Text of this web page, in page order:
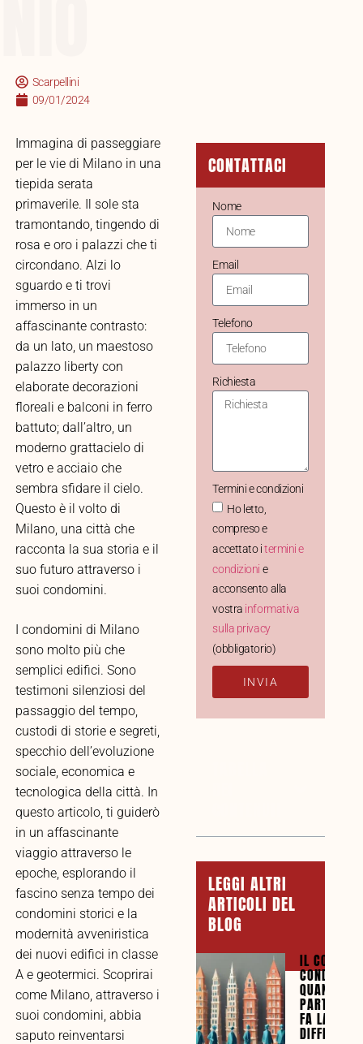
Scarpellini
09/01/2024
Immagina di passeggiare
per le vie di Milano in una
tiepida serata
primaverile. Il sole sta
tramontando, tingendo di
rosa e oro i palazzi che ti
circondano. Alzi lo
sguardo e ti trovi
immerso in un
affascinante contrasto:
da un lato, un maestoso
palazzo liberty con
elaborate decorazioni
floreali e balconi in ferro
battuto; dall’altro, un
moderno grattacielo di
vetro e acciaio che
sembra sfidare il cielo.
Questo è il volto di
Milano, una città che
racconta la sua storia e il
suo futuro attraverso i
suoi condomini.
I condomini di Milano
sono molto più che
semplici edifici. Sono
testimoni silenziosi del
passaggio del tempo,
custodi di storie e segreti,
specchio dell’evoluzione
sociale, economica e
tecnologica della città. In
questo articolo, ti guiderò
in un affascinante
viaggio attraverso le
epoche, esplorando il
fascino senza tempo dei
condomini storici e la
modernità avveniristica
dei nuovi edifici in classe
A e geotermici. Scoprirai
come Milano, attraverso i
suoi condomini, abbia
saputo reinventarsi
CONTATTACI
Nome
Email
Telefono
Richiesta
Termini e condizioni
Ho letto,
compreso e
accettato itermini e
condizioni e
acconsento alla
vostra informativa
sulla privacy
(obbligatorio)
INVIA
LEGGI ALTRI
ARTICOLI DEL
BLOG
IL
QUANDO LA
FA LA